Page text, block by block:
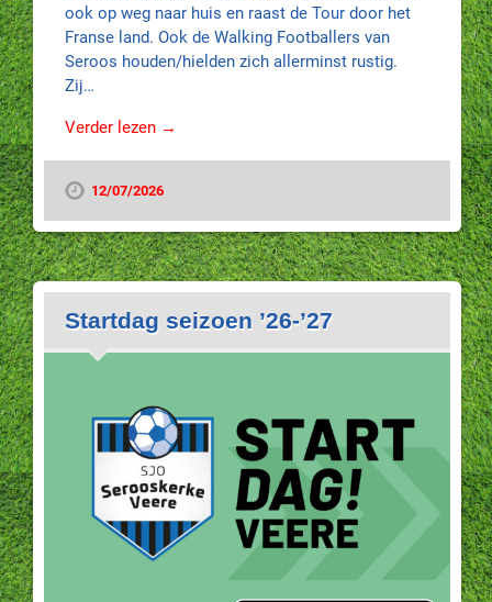
ook op weg naar huis en raast de Tour door het
Franse land. Ook de Walking Footballers van
Seroos houden/hielden zich allerminst rustig.
Zij…
Verder lezen →
12/07/2026
Startdag seizoen ’26-’27